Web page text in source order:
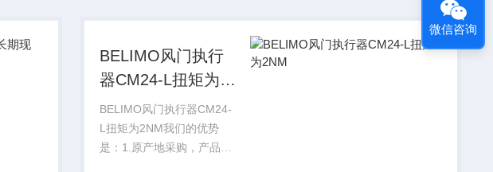
BELIMO风门执行
器CM24-L扭矩为
2NM
BELIMO风门执行器CM24-
L扭矩为2NM我们的优势
是：1.原产地采购，产品质
微信咨询